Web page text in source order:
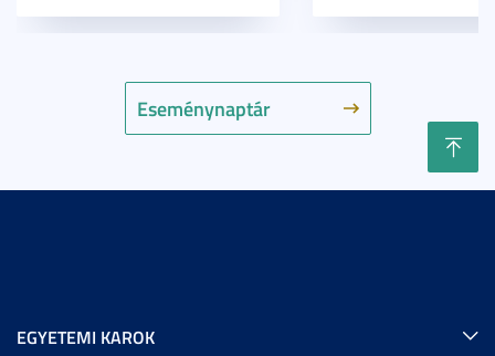
Eseménynaptár
EGYETEMI KAROK